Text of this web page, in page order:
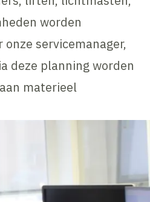
worden
servicemanager,
deze planning worden
materieel